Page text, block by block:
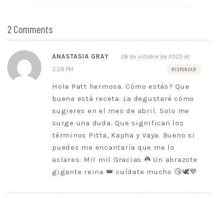
2 Comments
ANASTASIA GRAY
28 de octubre de 2023 at
3:29 PM
RESPONDER
Hola Patt hermosa. Cómo estás? Que
buena está receta. La degustaré cómo
sugieres en el mes de abril. Solo me
surge una duda. Que significan los
términos Pitta, Kapha y Vaya. Bueno si
puedes me encantaría que me lo
aclares. Mil mil Gracias ☘️ Un abrazote
gigante reina 👑 cuídate mucho 😘🕊️💙